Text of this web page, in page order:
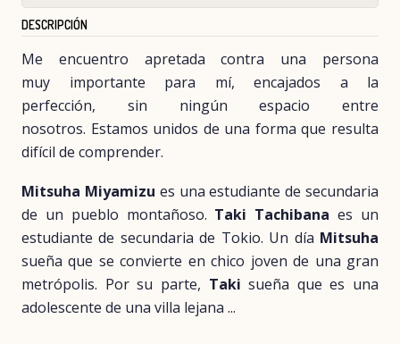
DESCRIPCIÓN
Me encuentro apretada contra una persona
muy importante para mí, encajados a la
perfección, sin ningún espacio entre
nosotros. Estamos unidos de una forma que resulta
difícil de comprender.
Mitsuha Miyamizu es una estudiante de secundaria
de un pueblo montañoso. Taki Tachibana es un
estudiante de secundaria de Tokio. Un día Mitsuha
sueña que se convierte en chico joven de una gran
metrópolis. Por su parte, Takisueña que es una
adolescente de una villa lejana ...